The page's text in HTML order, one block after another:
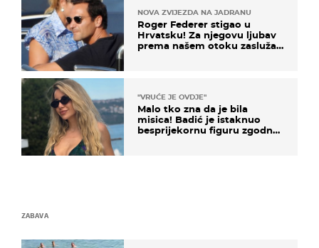
NOVA ZVIJEZDA NA JADRANU
Roger Federer stigao u
Hrvatsku! Za njegovu ljubav
prema našem otoku zaslužan
"VRUĆE JE OVDJE"
Malo tko zna da je bila
misica! Badić je istaknuo
besprijekornu figuru zgodne
ZABAVA